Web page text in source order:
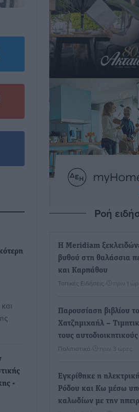
-
Ροή
Η Meridiam
βυθού στη θαλάσσια
και Καρπάθου
Τοπικές Ειδήσεις πριν 1
Παρουσίαση βιβλίου
Χατζημιχαήλ –
τους
Πολιτιστικά πριν 3 ώρες
Εγκρίθηκε η
Ρόδου και Κω μέσω
καλωδίων με την